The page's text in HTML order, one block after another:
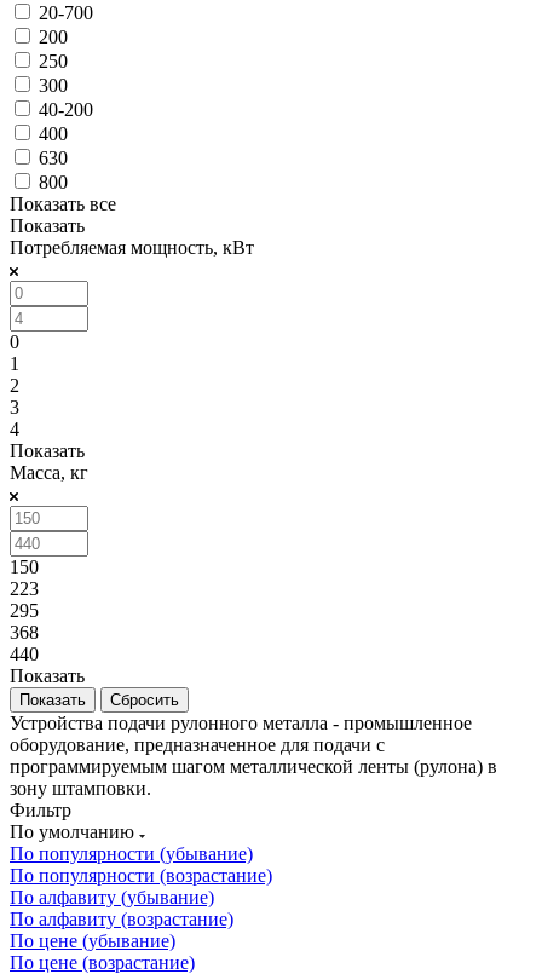
20-700
200
250
300
40-200
400
630
800
Показать все
Показать
Потребляемая мощность, кВт
0
1
2
3
4
Показать
Масса, кг
150
223
295
368
440
Показать
Сбросить
Устройства подачи рулонного металла - промышленное
оборудование, предназначенное для подачи с
программируемым шагом металлической ленты (рулона) в
зону штамповки.
Фильтр
По умолчанию
По популярности (убывание)
По популярности (возрастание)
По алфавиту (убывание)
По алфавиту (возрастание)
По цене (убывание)
По цене (возрастание)